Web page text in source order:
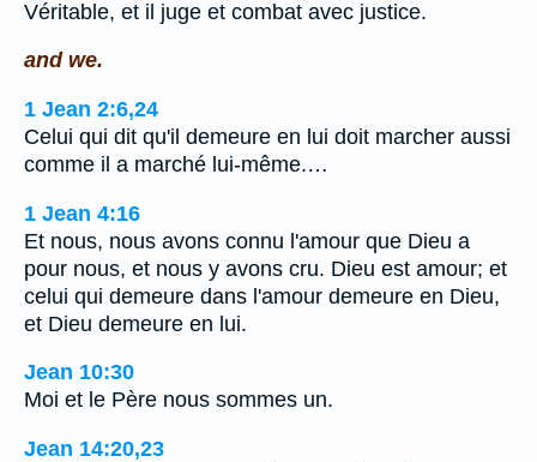
Véritable, et il juge et combat avec justice.
and we.
1 Jean 2:6,24
Celui qui dit qu'il demeure en lui doit marcher aussi
comme il a marché lui-même.…
1 Jean 4:16
Et nous, nous avons connu l'amour que Dieu a
pour nous, et nous y avons cru. Dieu est amour; et
celui qui demeure dans l'amour demeure en Dieu,
et Dieu demeure en lui.
Jean 10:30
Moi et le Père nous sommes un.
Jean 14:20,23